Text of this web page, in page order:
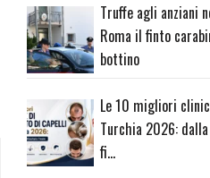
Truffe agli anziani
Roma il finto
bottino
Le 10 migliori
Turchia 2026:
fi…